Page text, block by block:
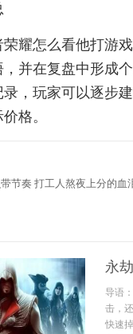
荣耀怎么看他打游
并在复盘中形成
录，玩家可以逐步
格。
节奏 打工人熬夜上分的血
永
导语
击，
快速